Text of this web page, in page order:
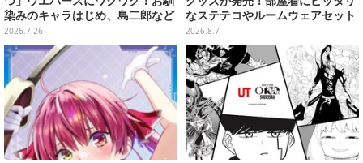
染みのキャラはじめ、島二郎など
セイレーン編カード全22種
2026.7.26
なステテコやルームウェアセット
2026.8.7